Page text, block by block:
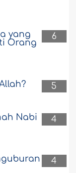
6
yang
Orang
5
4
Nabi
4